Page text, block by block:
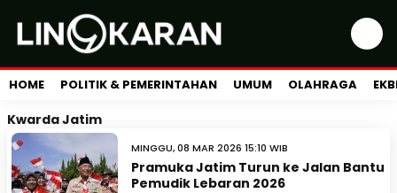
HOME POLITIK & PEMERINTAHAN UMUM OLAHRAGA
Kwarda Jatim
MINGGU, 08 MAR 2026 15:10 WIB
Pramuka Jatim Turun ke Jalan Bantu
Pemudik Lebaran 2026